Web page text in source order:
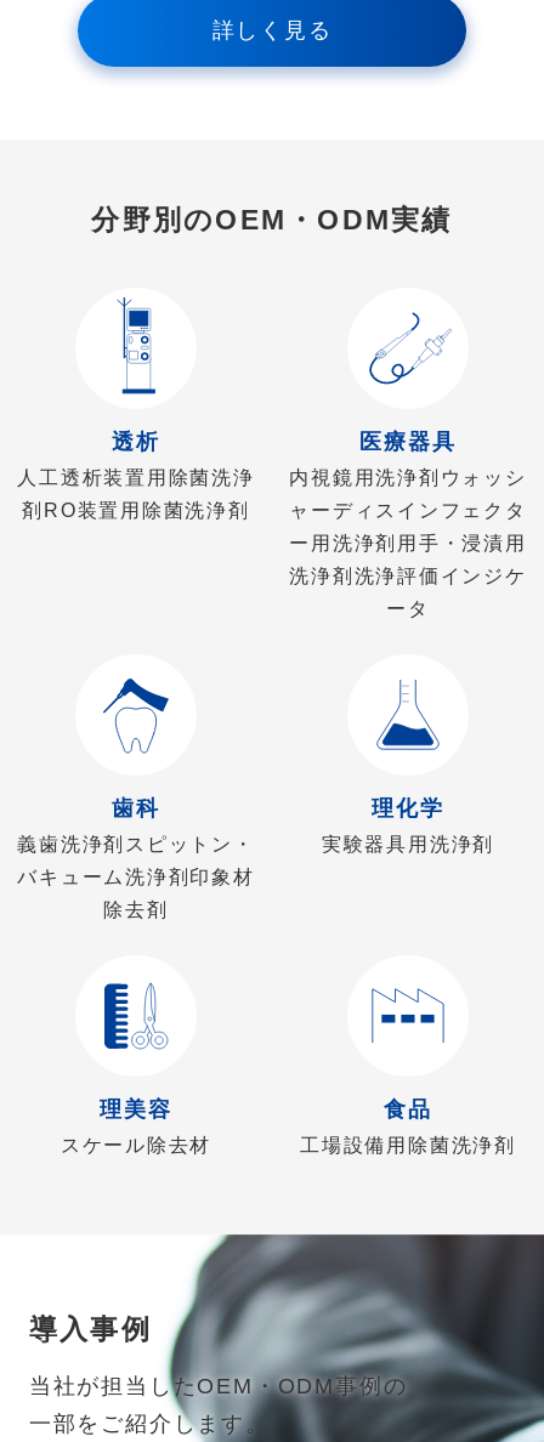
詳しく見る
分野別のOEM・ODM実績
透析
人工透析装置用除菌洗浄
剤 RO装置用除菌洗浄剤
医療器具
内視鏡用洗浄剤 ウォッシ
ャーディスインフェクタ
ー用洗浄剤 用手・浸漬用
洗浄剤 洗浄評価インジケ
ータ
歯科
義歯洗浄剤 スピットン・
バキューム洗浄剤 印象材
除去剤
理化学
実験器具用洗浄剤
理美容
スケール除去材
食品
工場設備用除菌洗浄剤
導入事例
当社が担当したOEM・ODM事例の
一部をご紹介します。